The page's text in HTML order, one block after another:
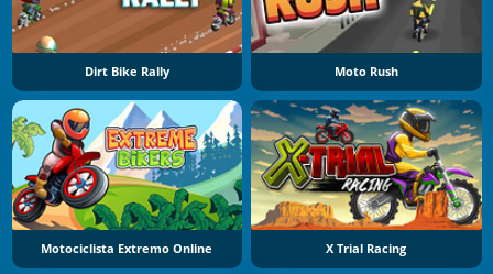
Dirt Bike Rally Moto Rush
Motociclista Extremo Online X Trial Racing